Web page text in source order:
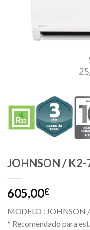
JOHNSON /
605,00€
MODELO : JOHNSON
* Recomendado para